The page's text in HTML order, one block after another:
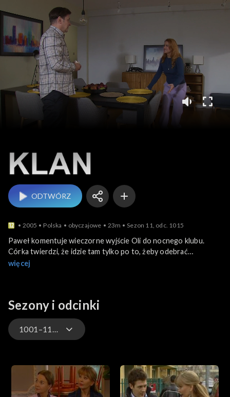
ODTWÓRZ
2005 Polska obyczajowe 23m Sezon 11, odc. 1015
Paweł komentuje wieczorne wyjście Oli do nocnego klubu.
Córka twierdzi, że idzie tam tylko po to, żeby odebrać
zarobione pieniądze. Bożenka udaje obłożnie chorą. Po wyjściu
dziewczyna jeszcze gniewa się na niego.
więcej
Sezony i odcinki
1001–1100
4601–4700